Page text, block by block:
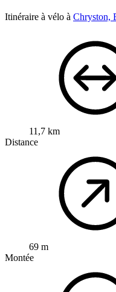
Itinéraire à vélo à Chryston,
11,7 km
Distance
69 m
Montée